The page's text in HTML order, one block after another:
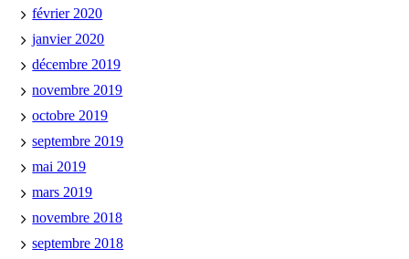
février 2020
janvier 2020
décembre 2019
novembre 2019
octobre 2019
septembre 2019
mai 2019
mars 2019
novembre 2018
septembre 2018